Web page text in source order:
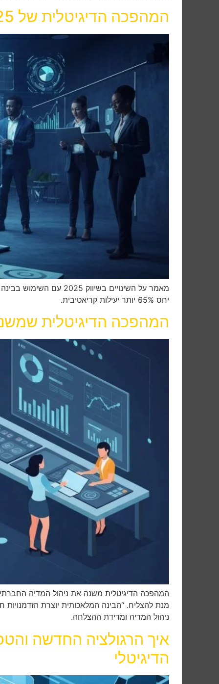
המהפכה הדיגיטלית של 2025: איך הבינה המלאכותית משנה את פני התעשייה
יחס 65% יותר יעילות קריאטיבית.
המהפכה הדיגיטלית
מנת להצליח. “הבינה המלאכותית יוצרת
ניהול המדיה ומדידת ההצלחה.
איך הרגולציה החדשה
הדיגיטלי